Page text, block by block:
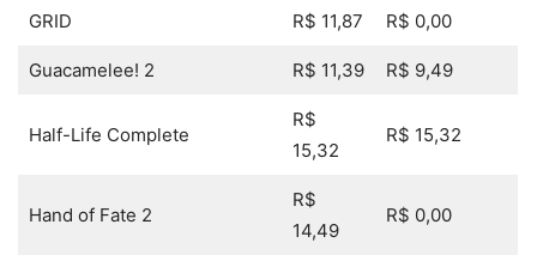
GRID R$ 11,87 R$ 0,00
Guacamelee! 2 R$ 11,39 R$ 9,49
Half-Life Complete
R$
15,32
R$ 15,32
Hand of Fate 2
R$
14,49
R$ 0,00